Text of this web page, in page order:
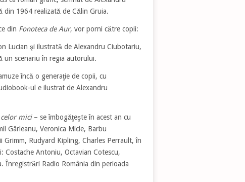
din 1964 realizată de Călin Gruia.
din Fonoteca de Aur, vor porni către copii:
Lucian şi ilustrată de Alexandru Ciubotariu,
un scenariu în regia autorului.
încă o generaţie de copii, cu
ul e ilustrat de Alexandru
mici– se îmbogăţeşte în acest an cu
Gârleanu, Veronica Micle, Barbu
Grimm, Rudyard Kipling, Charles Perrault, în
Antoniu, Octavian Cotescu,
Înregistrări Radio România din perioada